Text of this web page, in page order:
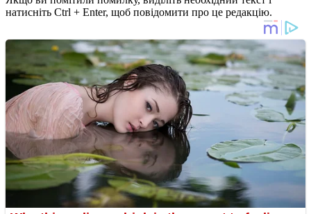
натисніть Ctrl + Enter, щоб повідомити про це редакцію.